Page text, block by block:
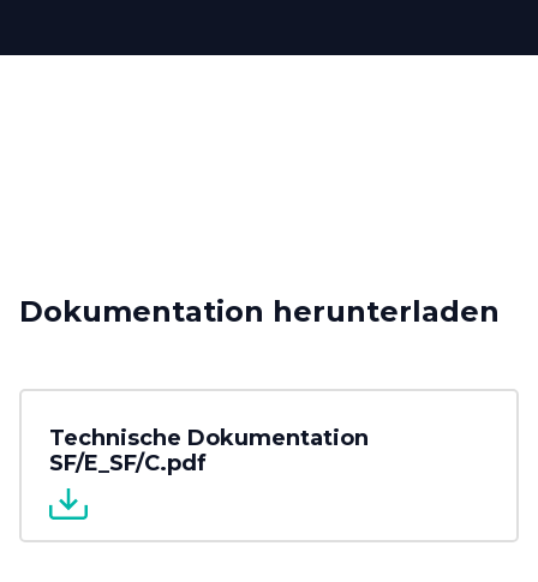
Dokumentation herunterladen
Technische Dokumentation
SF/E_SF/C.pdf